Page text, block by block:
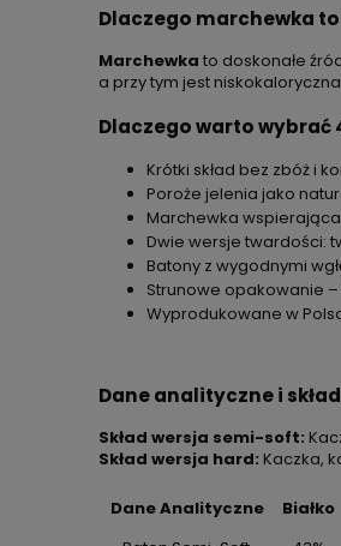
Dlaczego marchewka
Marchewka to doskonałe
a przy tym jest
Dlaczego warto wybrać
Krótki skład bez zbóż i
Poroże jelenia jako
Marchewka
Dwie wersje twardości:
Batony z wygodnymi
Strunowe opakowanie
Wyprodukowane w
Dane analityczne i
Skład wersja semi-soft:
Skład wersja hard: Kaczka,
Dane Analityczne Białko